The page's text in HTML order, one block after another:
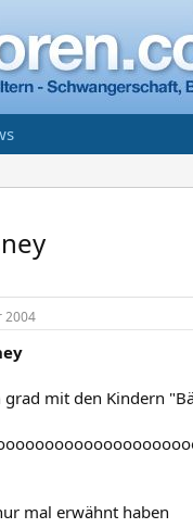
2004
grad mit den Kindern
mal erwähnt haben